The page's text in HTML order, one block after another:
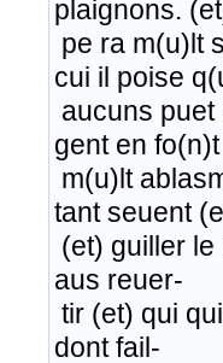
plaignons.
pe ra m(u)lt
cui il poise
aucuns
gent en fo(n)t
m(u)lt
tant seuent
(et) guiller
aus reuer-
tir (et) qui
dont fail-